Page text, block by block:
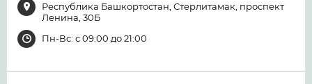
Республика Башкортостан, Стерлитамак, проспект
Ленина, 30Б
Пн-Вс: с 09:00 до 21:00